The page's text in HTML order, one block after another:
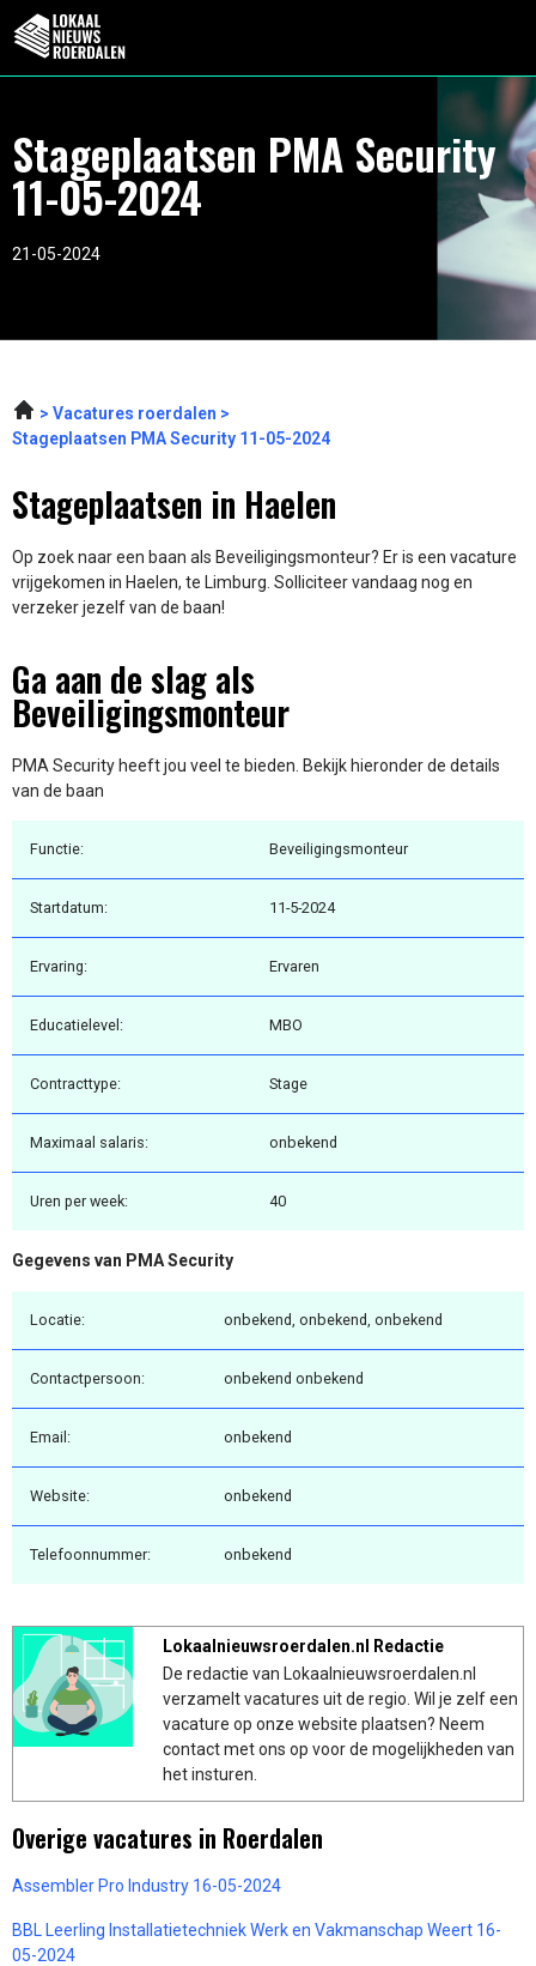
Stageplaatsen PMA Security
11-05-2024
21-05-2024
Vacatures roerdalen
Stageplaatsen PMA Security 11-05-2024
Stageplaatsen in Haelen
Op zoek naar een baan als Beveiligingsmonteur? Er is een vacature
vrijgekomen in Haelen, te Limburg. Solliciteer vandaag nog en
verzeker jezelf van de baan!
Ga aan de slag als
Beveiligingsmonteur
PMA Security heeft jou veel te bieden. Bekijk hieronder de details
van de baan
Functie: Beveiligingsmonteur
Startdatum: 11-5-2024
Ervaring: Ervaren
Educatielevel: MBO
Contracttype: Stage
Maximaal salaris: onbekend
Uren per week: 40
Gegevens van PMA Security
Locatie: onbekend, onbekend, onbekend
Contactpersoon: onbekend onbekend
Email: onbekend
Website: onbekend
Telefoonnummer: onbekend
Lokaalnieuwsroerdalen.nl Redactie
De redactie van Lokaalnieuwsroerdalen.nl
verzamelt vacatures uit de regio. Wil je zelf een
vacature op onze website plaatsen? Neem
contact met ons op voor de mogelijkheden van
het insturen.
Overige vacatures in Roerdalen
Assembler Pro Industry 16-05-2024
BBL Leerling Installatietechniek Werk en Vakmanschap Weert 16-
05-2024